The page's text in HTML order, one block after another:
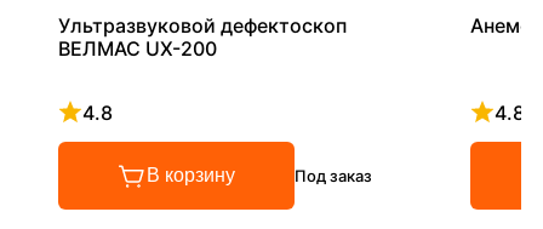
Ультразвуковой дефектоскоп
ВЕЛМАС UX-200
4.8
Рейтинг 4.8 из 5
В корзину Под заказ
4.8